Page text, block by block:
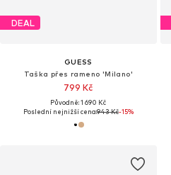
DEAL
GUESS
Taška přes rameno 'Milano'
799 Kč
Původně: 1 690 Kč
Poslední nejnižší cena:943 Kč-15%